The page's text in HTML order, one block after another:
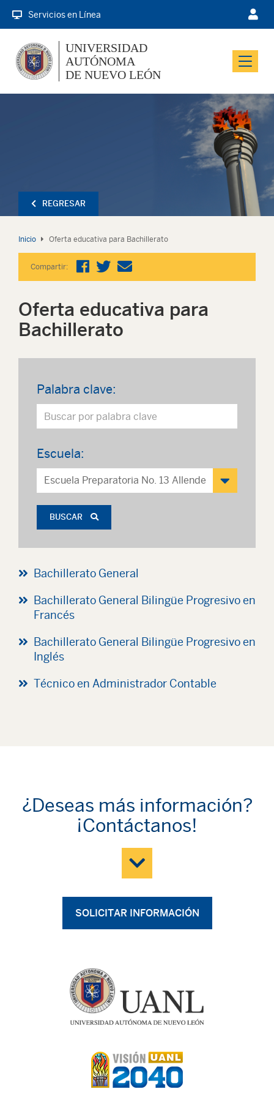
Servicios en Línea
Menu
UNIVERSIDAD
AUTÓNOMA
DE NUEVO LEÓN
REGRESAR
Inicio Oferta educativa para Bachillerato
Compartir:
Oferta educativa para
Bachillerato
Palabra clave:
Escuela:
BUSCAR
Bachillerato General
Bachillerato General Bilingüe Progresivo en
Francés
Bachillerato General Bilingüe Progresivo en
Inglés
Técnico en Administrador Contable
¿Deseas más información?
¡Contáctanos!
SOLICITAR INFORMACIÓN